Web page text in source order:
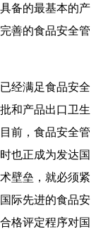
备的最基本的产
善的食品安全管
经满足食品安全
和产品出口卫生
前，食品安全管
也正成为发达国
壁垒，就必须紧
际先进的食品安
格评定程序对国